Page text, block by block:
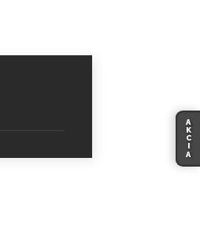
A
K
C
A
Bora Corner Wall -